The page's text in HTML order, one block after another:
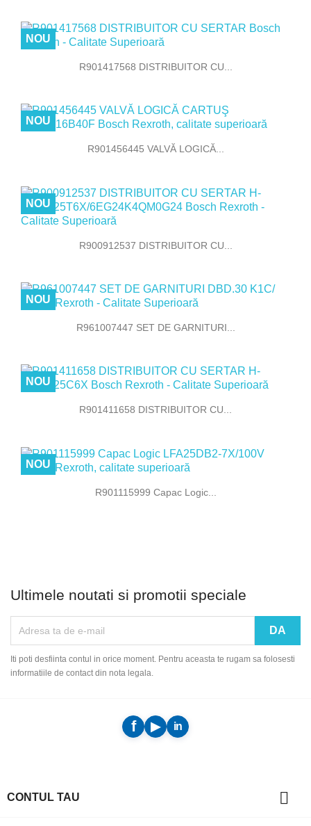
R901417568 DISTRIBUITOR CU...
NOU
R901456445 VALVĂ LOGICĂ...
NOU
R900912537 DISTRIBUITOR CU...
NOU
R961007447 SET DE GARNITURI...
NOU
R901411658 DISTRIBUITOR CU...
NOU
R901115999 Capac Logic...
NOU
Ultimele noutati si promotii speciale
Iti poti desfiinta contul in orice moment. Pentru aceasta te rugam sa folosesti
informatiile de contact din nota legala.
CONTUL TAU
